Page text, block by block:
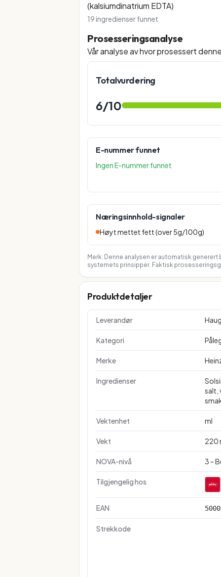
(kalsiumdinatrium EDTA)
19 ingredienser funnet
Prosesseringsanalyse
Vår analyse av hvor prosessert
Totalvurdering
6/10
E-nummer funnet
Ingen E-nummer funnet
Næringsinnhold-signaler
Høyt mettet fett (over 5g/100g)
Merk: Denne analysen er automatisk
systemets prinsipper. Faktisk
Produktdetaljer
Leverandør
Kategori
Merke
Ingredienser
salt,
Vektenhet ml
Vekt 220
NOVA-nivå 3 –
Tilgjengelig hos
EAN
Strekkode